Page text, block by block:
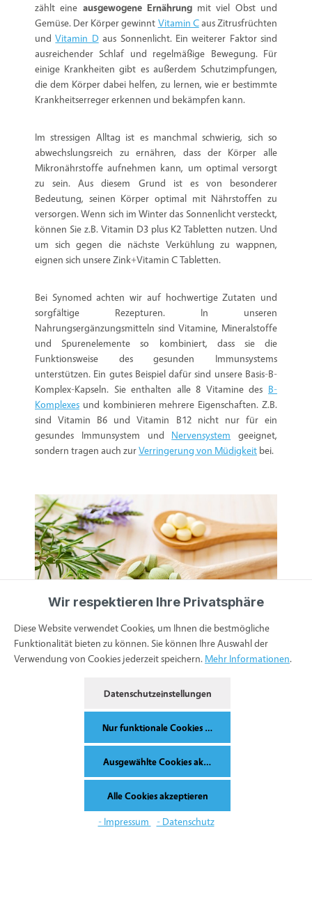
zählt eine ausgewogene Ernährungmit viel Obst und
Gemüse. Der Körper gewinnt Vitamin Caus Zitrusfrüchten
undVitamin Daus Sonnenlicht. Ein weiterer Faktor sind
ausreichender Schlaf und regelmäßige Bewegung. Für
einige Krankheiten gibt es außerdem Schutzimpfungen,
die dem Körper dabei helfen, zu lernen, wie er bestimmte
Krankheitserreger erkennen und bekämpfen kann.
Im stressigen Alltag ist es manchmal schwierig, sich so
abwechslungsreich zu ernähren, dass der Körper alle
Mikronährstoffe aufnehmen kann, um optimal versorgt
zu sein. Aus diesem Grund ist es von besonderer
Bedeutung, seinen Körper optimal mit Nährstoffen zu
versorgen. Wenn sich im Winter das Sonnenlicht versteckt,
können Sie z.B. Vitamin D3 plus K2 Tabletten nutzen. Und
um sich gegen die nächste Verkühlung zu wappnen,
eignen sich unsere Zink+Vitamin C Tabletten.
Bei Synomed achten wir auf hochwertige Zutaten und
sorgfältige Rezepturen. In unseren
Nahrungsergänzungsmitteln sind Vitamine, Mineralstoffe
und Spurenelemente so kombiniert, dass sie die
Funktionsweise des gesunden Immunsystems
unterstützen. Ein gutes Beispiel dafür sind unsere Basis-B-
Komplex-Kapseln. Sie enthalten alle 8 Vitamine des B-
Komplexes und kombinieren mehrere Eigenschaften. Z.B.
sind Vitamin B6 und Vitamin B12 nicht nur für ein
gesundes Immunsystem und Nervensystem geeignet,
sondern tragen auch zurVerringerung von Müdigkeit bei.
Werkzeugleiste anzeigen
Wir respektieren Ihre Privatsphäre
Diese Website verwendet Cookies, um Ihnen die bestmögliche
Funktionalität bieten zu können. Sie können Ihre Auswahl der
Verwendung von Cookies jederzeit speichern. Mehr Informationen.
Datenschutzeinstellungen
Nur funktionale Cookies akzeptieren
Ausgewählte Cookies akzeptieren
Alle Cookies akzeptieren
- Impressum - Datenschutz